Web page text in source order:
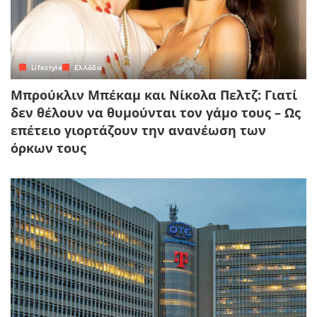
Lifestyle Ελλάδα
Μπρούκλιν Μπέκαμ και Νίκολα Πελτζ: Γιατί
δεν θέλουν να θυμούνται τον γάμο τους – Ως
επέτειο γιορτάζουν την ανανέωση των
όρκων τους